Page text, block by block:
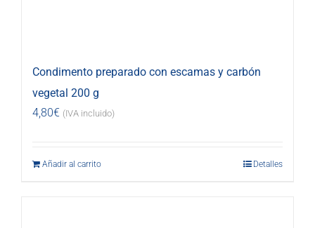
Condimento preparado con escamas y carbón
vegetal 200 g
4,80€ (IVA incluido)
Añadir al carrito Detalles